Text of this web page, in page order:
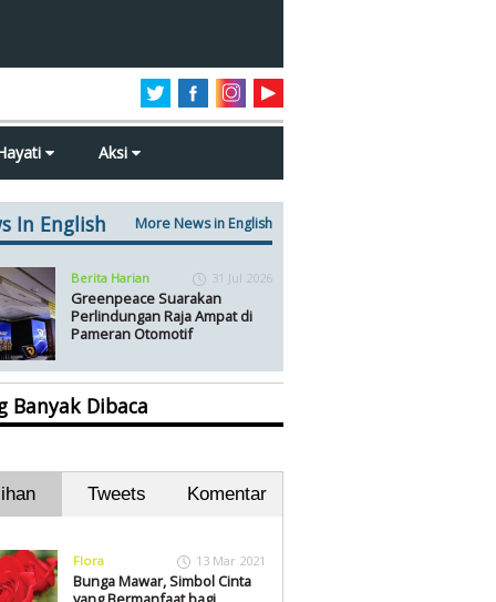
Aksi
In English More News in English
Berita Harian 31 Jul 2026
Greenpeace Suarakan
Perlindungan Raja Ampat di
Pameran Otomotif
Banyak Dibaca
Tweets Komentar
Flora 13 Mar 2021
Bunga Mawar, Simbol Cinta